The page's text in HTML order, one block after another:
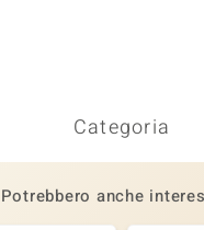
Categoria
Potrebbero anche